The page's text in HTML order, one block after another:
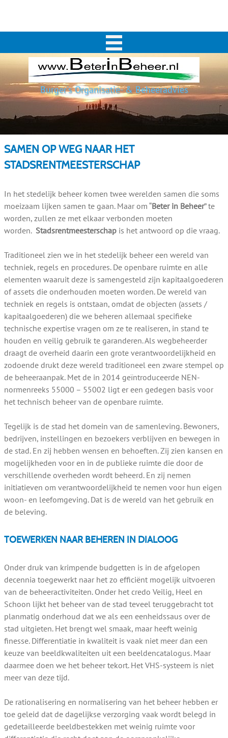
SAMEN OP WEG NAAR HET
STADSRENTMEESTERSCHAP
In het stedelijk beheer komen twee werelden samen die soms
moeizaam lijken samen te gaan. Maar om “Beter in Beheer” te
worden, zullen ze met elkaar verbonden moeten
worden. Stadsrentmeesterschap is het antwoord op die vraag.
Traditioneel zien we in het stedelijk beheer een wereld van
techniek, regels en procedures. De openbare ruimte en alle
elementen waaruit deze is samengesteld zijn kapitaalgoederen
of assets die onderhouden moeten worden. De wereld van
techniek en regels is ontstaan, omdat de objecten (assets /
kapitaalgoederen) die we beheren allemaal specifieke
technische expertise vragen om ze te realiseren, in stand te
houden en veilig gebruik te garanderen. Als wegbeheerder
draagt de overheid daarin een grote verantwoordelijkheid en
zodoende drukt deze wereld traditioneel een zware stempel op
de beheeraanpak. Met de in 2014 geïntroduceerde NEN-
normenreeks 55000 – 55002 ligt er een gedegen basis voor
het technisch beheer van de openbare ruimte.
Tegelijk is de stad het domein van de samenleving. Bewoners,
bedrijven, instellingen en bezoekers verblijven en bewegen in
de stad. En zij hebben wensen en behoeften. Zij zien kansen en
mogelijkheden voor en in de publieke ruimte die door de
verschillende overheden wordt beheerd. En zij nemen
initiatieven om verantwoordelijkheid te nemen voor hun eigen
woon- en leefomgeving. Dat is de wereld van het gebruik en
de beleving.
TOEWERKEN NAAR BEHEREN IN DIALOOG
Onder druk van krimpende budgetten is in de afgelopen
decennia toegewerkt naar het zo efficiënt mogelijk uitvoeren
van de beheeractiviteiten. Onder het credo Veilig, Heel en
Schoon lijkt het beheer van de stad teveel teruggebracht tot
planmatig onderhoud dat we als een eenheidssaus over de
stad uitgieten. Het brengt wel smaak, maar heeft weinig
finesse. Differentiatie in kwaliteit is vaak niet meer dan een
keuze van beeldkwaliteiten uit een beeldencatalogus. Maar
daarmee doen we het beheer tekort. Het VHS-systeem is niet
meer van deze tijd.
De rationalisering en normalisering van het beheer hebben er
toe geleid dat de dagelijkse verzorging vaak wordt belegd in
gedetailleerde beeldbestekken met weinig ruimte voor
Burger's Organisatie- & Beheeradvies